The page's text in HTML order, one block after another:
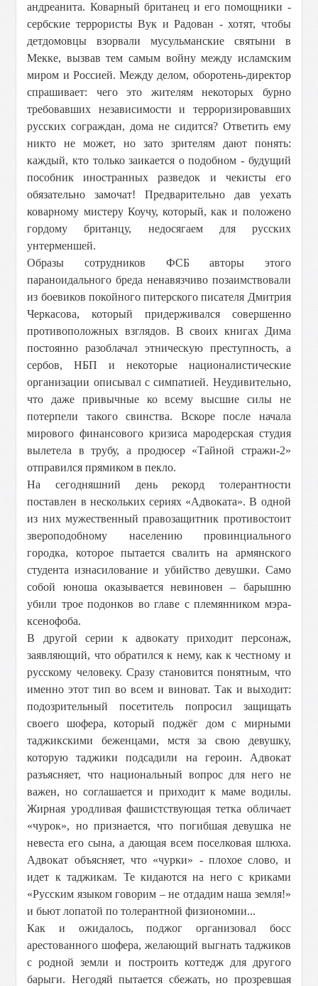
андреанита. Коварный британец и его помощники -
сербские террористы Вук и Радован - хотят, чтобы
детдомовцы взорвали мусульманские святыни в
Мекке, вызвав тем самым войну между исламским
миром и Россией. Между делом, оборотень-директор
спрашивает: чего это жителям некоторых бурно
требовавших независимости и терроризировавших
русских сограждан, дома не сидится? Ответить ему
никто не может, но зато зрителям дают понять:
каждый, кто только заикается о подобном - будущий
пособник иностранных разведок и чекисты его
обязательно замочат! Предварительно дав уехать
коварному мистеру Коучу, который, как и положено
гордому британцу, недосягаем для русских
унтерменшей.
Образы сотрудников ФСБ авторы этого
параноидального бреда ненавязчиво позаимствовали
из боевиков покойного питерского писателя Дмитрия
Черкасова, который придерживался совершенно
противоположных взглядов. В своих книгах Дима
постоянно разоблачал этническую преступность, а
сербов, НБП и некоторые националистические
организации описывал с симпатией. Неудивительно,
что даже привычные ко всему высшие силы не
потерпели такого свинства. Вскоре после начала
мирового финансового кризиса мародерская студия
вылетела в трубу, а продюсер «Тайной стражи-2»
отправился прямиком в пекло.
На сегодняшний день рекорд толерантности
поставлен в нескольких сериях «Адвоката». В одной
из них мужественный правозащитник противостоит
звероподобному населению провинциального
городка, которое пытается свалить на армянского
студента изнасилование и убийство девушки. Само
собой юноша оказывается невиновен – барышню
убили трое подонков во главе с племянником мэра-
ксенофоба.
В другой серии к адвокату приходит персонаж,
заявляющий, что обратился к нему, как к честному и
русскому человеку. Сразу становится понятным, что
именно этот тип во всем и виноват. Так и выходит:
подозрительный посетитель попросил защищать
своего шофера, который поджёг дом с мирными
таджикскими беженцами, мстя за свою девушку,
которую таджики подсадили на героин. Адвокат
разъясняет, что национальный вопрос для него не
важен, но соглашается и приходит к маме водилы.
Жирная уродливая фашистствующая тетка обличает
«чурок», но признается, что погибшая девушка не
невеста его сына, а дающая всем поселковая шлюха.
Адвокат объясняет, что «чурки» - плохое слово, и
идет к таджикам. Те кидаются на него с криками
«Русским языком говорим – не отдадим наша земля!»
и бьют лопатой по толерантной физиономии...
Как и ожидалось, поджог организовал босс
арестованного шофера, желающий выгнать таджиков
с родной земли и построить коттедж для другого
барыги. Негодяй пытается сбежать, но прозревшая